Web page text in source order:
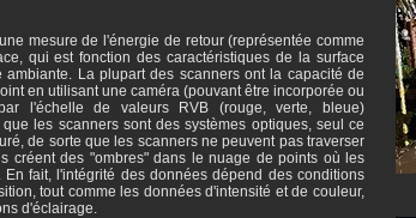
mesure de l'énergie de retour (représentée comme
qui est fonction des caractéristiques de la surface
La plupart des scanners ont la capacité de
en utilisant une caméra (pouvant être incorporée ou
l'échelle de valeurs RVB (rouge, verte, bleue)
les scanners sont des systèmes optiques, seul ce
de sorte que les scanners ne peuvent pas traverser
créent des "ombres" dans le nuage de points où les
fait, l'intégrité des données dépend des conditions
tout comme les données d'intensité et de couleur,
d'éclairage.